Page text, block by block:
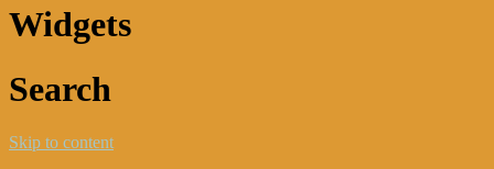
Widgets
Search
Skip to content